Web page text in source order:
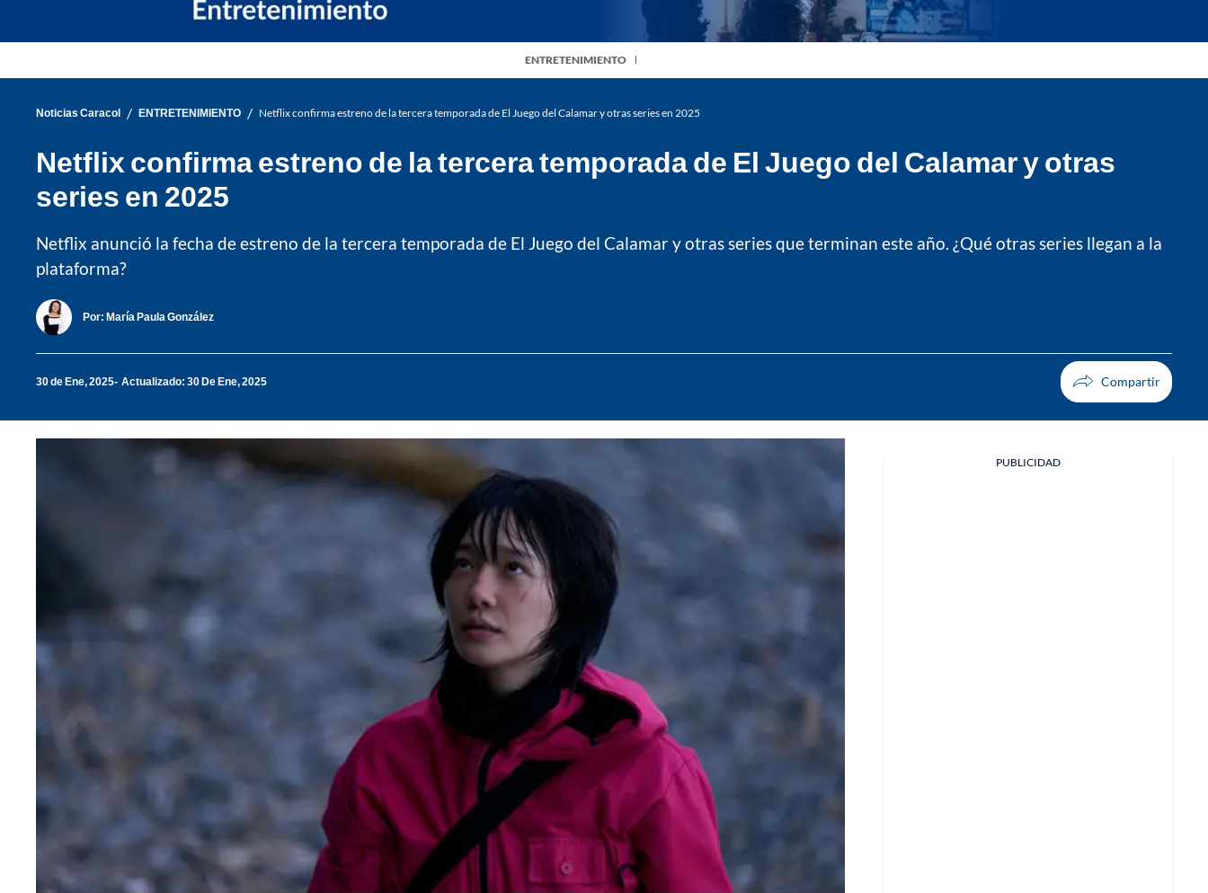
ENTRETENIMIENTO
Noticias Caracol / ENTRETENIMIENTO / Netflix confirma estreno de la tercera temporada de El Juego del Calamar y otras series en 2025
Netflix confirma estreno de la tercera temporada de El Juego del Calamar y otras
series en 2025
Netflix anunció la fecha de estreno de la tercera temporada de El Juego del Calamar y otras series que terminan este año. ¿Qué otras series llegan a la
plataforma?
Por: María Paula González
30 de Ene, 2025 Actualizado: 30 De Ene, 2025
PUBLICIDAD